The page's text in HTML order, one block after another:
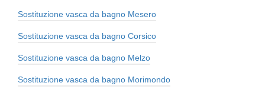
Sostituzione vasca da bagno Mesero
Sostituzione vasca da bagno Corsico
Sostituzione vasca da bagno Melzo
Sostituzione vasca da bagno Morimondo